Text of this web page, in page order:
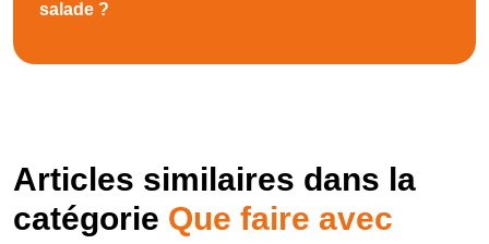
salade ?
Articles similaires dans la
catégorie Que faire avec